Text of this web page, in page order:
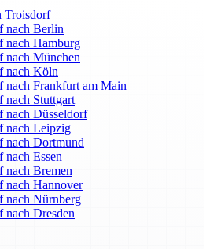
Troisdorf
nach Berlin
nach Hamburg
nach München
nach Köln
nach Frankfurt am Main
nach Stuttgart
nach Düsseldorf
nach Leipzig
nach Dortmund
Essen
nach Bremen
nach Hannover
nach Nürnberg
Dresden